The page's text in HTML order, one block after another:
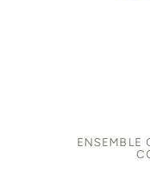
ENSEMBLE